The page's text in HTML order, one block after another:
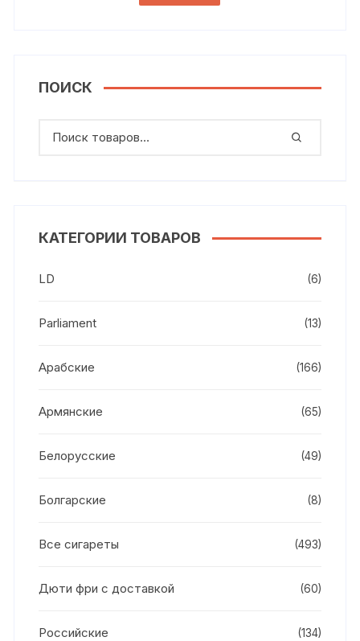
ПОИСК
КАТЕГОРИИ ТОВАРОВ
LD (6)
Parliament (13)
Арабские (166)
Армянские (65)
Белорусские (49)
Болгарские (8)
Все сигареты (493)
Дюти фри с доставкой (60)
Российские (134)